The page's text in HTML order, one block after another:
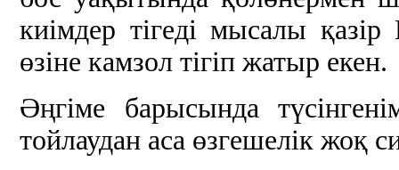
киімдер тігеді мысалы
өзіне камзол тігіп жатыр екен.
Әңгіме барысында
тойлаудан аса өзгешелік жоқ